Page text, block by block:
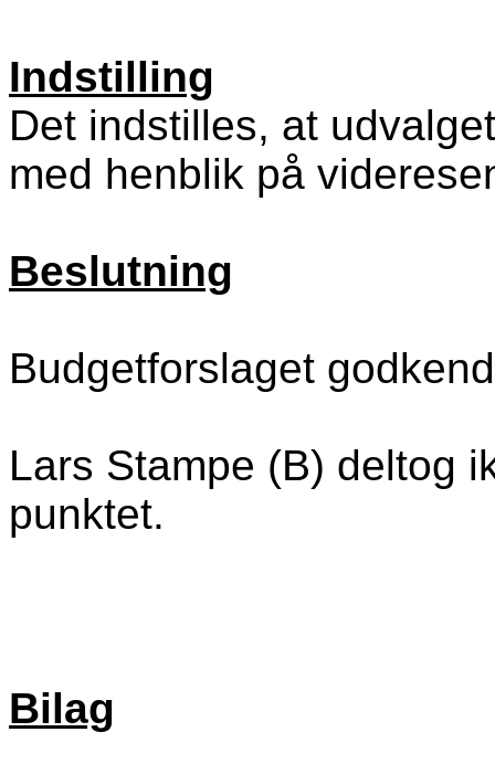
Indstilling
Det indstilles, at
med henblik på
Beslutning
Budgetforslaget
Lars Stampe (B) deltog
punktet.
Bilag